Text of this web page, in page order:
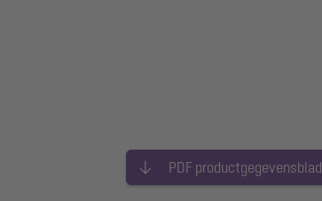
PDF productgegevensblad